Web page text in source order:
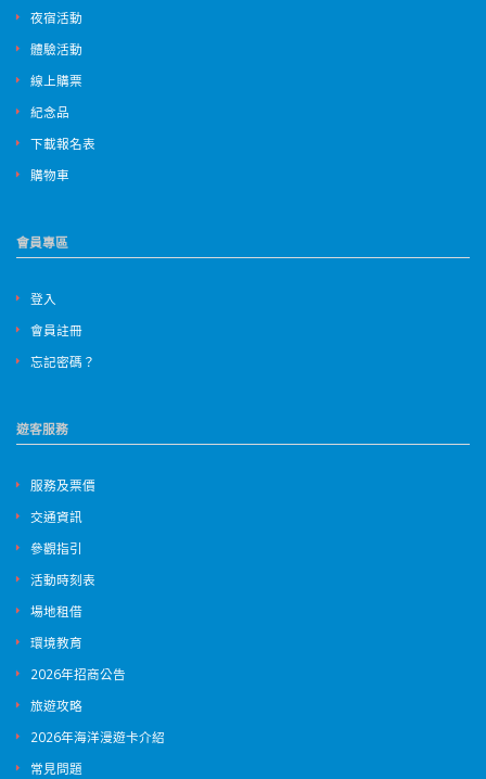
夜宿活動
體驗活動
線上購票
紀念品
下載報名表
購物車
會員專區
登入
會員註冊
忘記密碼？
遊客服務
服務及票價
交通資訊
參觀指引
活動時刻表
場地租借
環境教育
2026年招商公告
旅遊攻略
2026年海洋漫遊卡介紹
常見問題